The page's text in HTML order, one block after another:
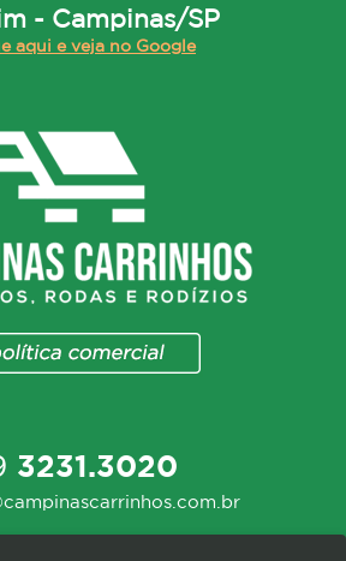
- Campinas/SP
aqui e veja no Google
3231.3020